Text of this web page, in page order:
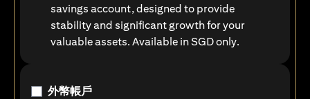
savings account, designed to provide
stability and significant growth for your
valuable assets. Available in SGD only.
外幣帳戶